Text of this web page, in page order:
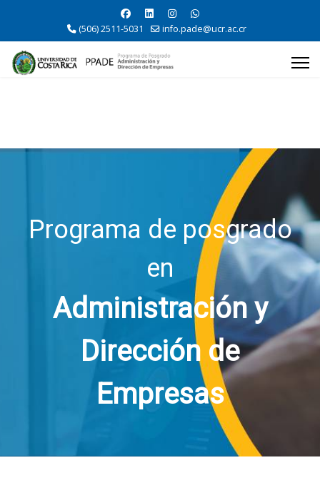
(506) 2511-5031 info.pade@ucr.ac.cr
Programa de posgrado
en
Administración y
Dirección de
Empresas